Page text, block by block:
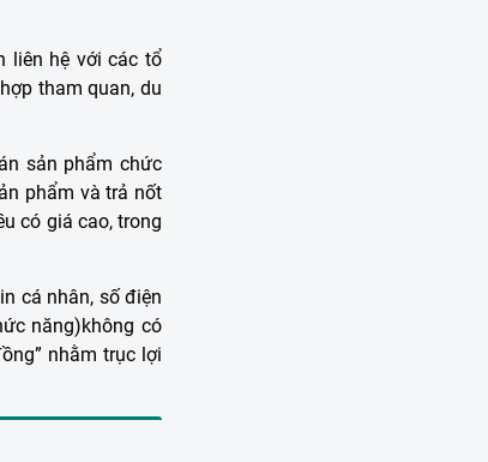
liên hệ với các tổ
tham quan, du
sản phẩm chức
phẩm và trả nốt
có giá cao, trong
cá nhân, số điện
năng)không có
nhằm trục lợi